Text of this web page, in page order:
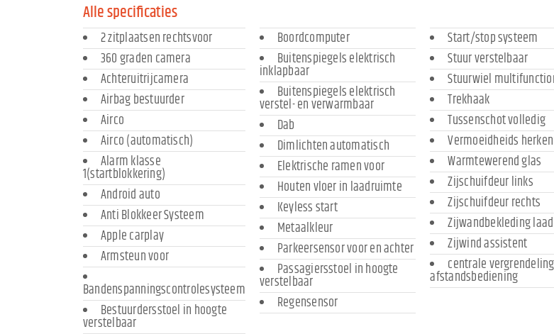
Alle specificaties
2 zitplaatsen rechtsvoor
360 graden camera
Achteruitrijcamera
Airbag bestuurder
Airco
Airco (automatisch)
Alarm klasse
1(startblokkering)
Android auto
Anti Blokkeer Systeem
Apple carplay
Armsteun voor
Bandenspanningscontrolesysteem
Bestuurdersstoel in hoogte
verstelbaar
Boordcomputer
Buitenspiegels elektrisch
inklapbaar
Buitenspiegels elektrisch
verstel- en verwarmbaar
Dab
Dimlichten automatisch
Elektrische ramen voor
Houten vloer in laadruimte
Keyless start
Metaalkleur
Parkeersensor voor en achter
Passagiersstoel in hoogte
verstelbaar
Regensensor
Start/stop systeem
Stuur verstelbaar
Stuurwiel
Trekhaak
Tussenschot volledig
Vermoeidheids
Warmtewerend glas
Zijschuifdeur links
Zijschuifdeur rechts
Zijwandbekleding
Zijwind assistent
centrale
afstandsbediening